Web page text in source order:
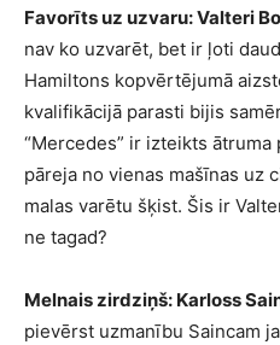
Favorīts uz uzvaru: Valteri
nav ko uzvarēt, bet ir ļoti
Hamiltons kopvērtējumā
kvalifikācijā parasti bijis
“Mercedes” ir izteikts ātruma
pāreja no vienas mašīnas uz
malas varētu šķist. Šis ir
ne tagad?
Melnais zirdziņš: Karloss
pievērst uzmanību Saincam